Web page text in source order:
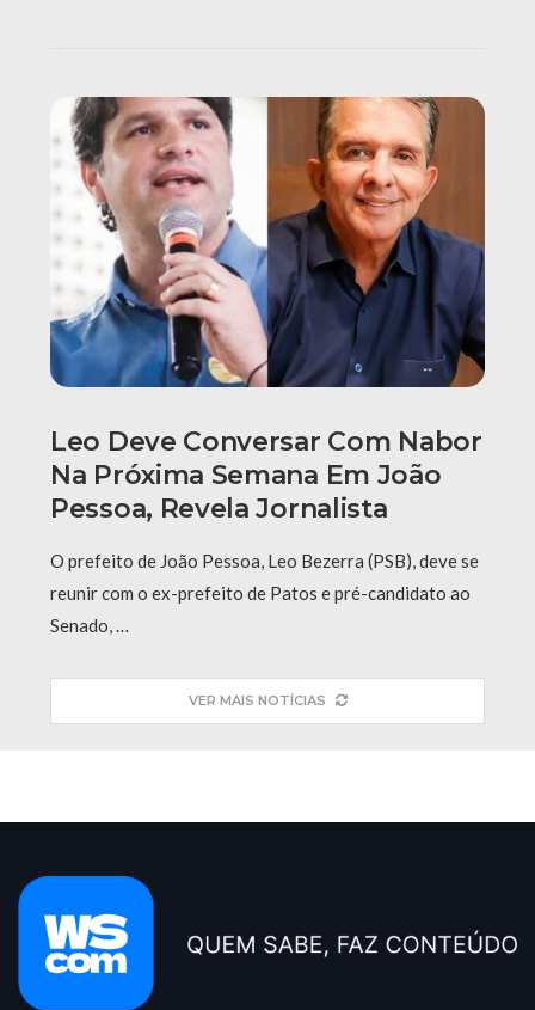
Leo Deve Conversar Com Nabor
Na Próxima Semana Em João
Pessoa, Revela Jornalista
O prefeito de João Pessoa, Leo Bezerra (PSB), deve se
reunir com o ex-prefeito de Patos e pré-candidato ao
Senado, …
VER MAIS NOTÍCIAS